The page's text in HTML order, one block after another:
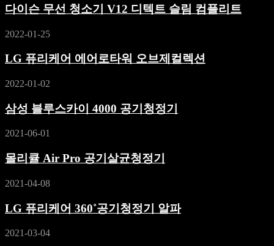
다이슨 무선 청소기 V12 디텍트 슬림 컴플리트
2022-01-25
LG 퓨리케어 에어로타워 오브제컬렉션
2022-01-02
삼성 블루스카이 4000 공기청정기
2021-06-01
몰리큘 Air Pro 공기살균청정기
2021-04-08
LG 퓨리케어 360˚공기청정기 알파
2021-03-04